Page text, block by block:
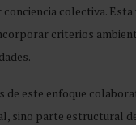
conciencia colectiva.
criterios
de este enfoque
sino parte estructural